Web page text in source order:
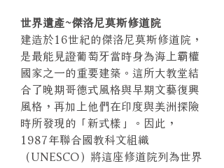
世界遺產~傑洛尼莫斯修道院
建造於16世紀的傑洛尼莫斯修道院，
是最能見證葡萄牙當時身為海上霸權
國家之一的重要建築。這所大教堂結
合了晚期哥德式風格與早期文藝復興
風格，再加上他們在印度與美洲探險
時所發現的「新式樣」。因此，
1987年聯合國教科文組織
（UNESCO）將這座修道院列為世界